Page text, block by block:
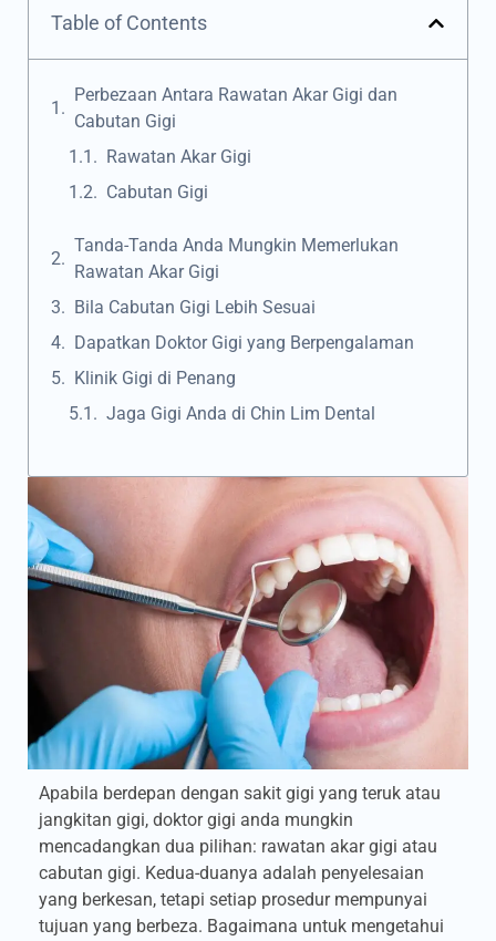
Table of Contents
Perbezaan Antara Rawatan Akar Gigi dan
Cabutan Gigi
Rawatan Akar Gigi
Cabutan Gigi
Tanda-Tanda Anda Mungkin Memerlukan
Rawatan Akar Gigi
Bila Cabutan Gigi Lebih Sesuai
Dapatkan Doktor Gigi yang Berpengalaman
Klinik Gigi di Penang
Jaga Gigi Anda di Chin Lim Dental
Apabila berdepan dengan sakit gigi yang teruk atau
jangkitan gigi, doktor gigi anda mungkin
mencadangkan dua pilihan: rawatan akar gigi atau
cabutan gigi. Kedua-duanya adalah penyelesaian
yang berkesan, tetapi setiap prosedur mempunyai
tujuan yang berbeza. Bagaimana untuk mengetahui